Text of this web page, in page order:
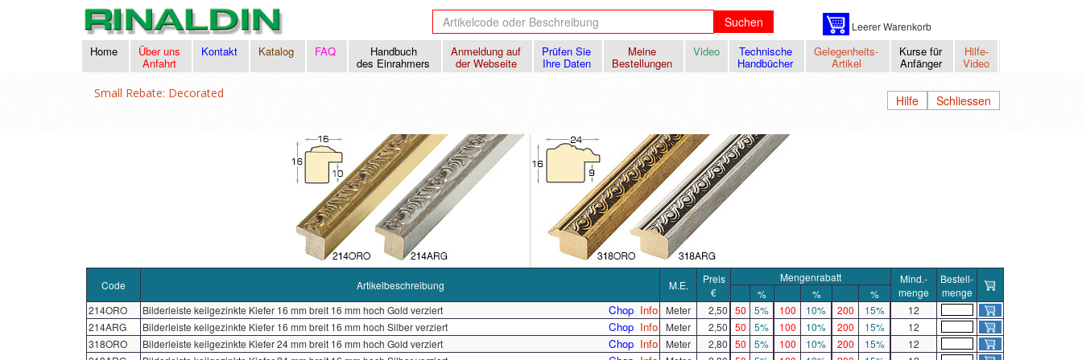
Suchen Leerer Warenkorb
Home Über uns
Anfahrt
Kontakt Katalog FAQ Handbuch
des Einrahmers
Anmeldung auf
der Webseite
Prüfen Sie
Ihre Daten
Meine
Bestellungen
Video Technische
Handbücher
Gelegenheits-
Artikel
Kurse für
Anfänger
Hilfe-
Video
Small Rebate: Decorated
Schliessen
Hilfe
Code Artikelbeschreibung M.E.
Preis
€
Mengenrabatt
Mind.-
menge
Bestell-
menge
% %
%
214ORO
Bilderleiste keilgezinkte Kiefer 16 mm breit 16 mm hoch Gold verziert Info
Chop Meter 2,50 50 5% 100 10% 200 15%
12
214ARG
Bilderleiste keilgezinkte Kiefer 16 mm breit 16 mm hoch Silber verziert Info
Chop Meter 2,50 50 5% 100 10% 200 15%
12
318ORO
Bilderleiste keilgezinkte Kiefer 24 mm breit 16 mm hoch Gold verziert Info
Chop Meter 2,80 50 5% 100 10% 200 15%
12